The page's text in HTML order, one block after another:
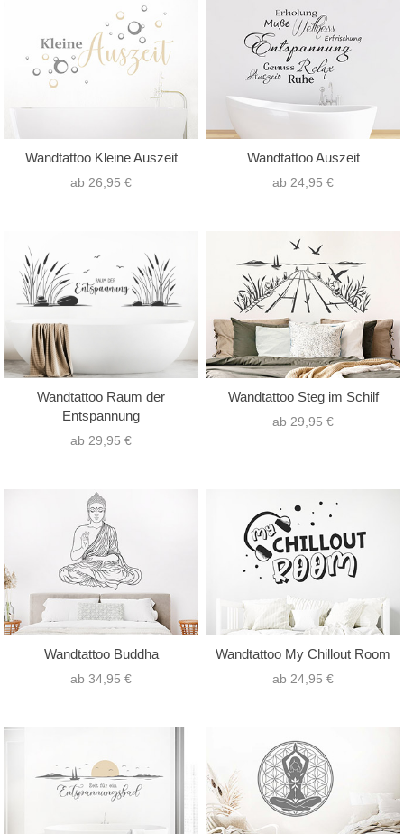
Wandtattoo Kleine Auszeit
ab 26,95 €
Wandtattoo Auszeit
ab 24,95 €
Wandtattoo Raum der
Entspannung
ab 29,95 €
Wandtattoo Steg im Schilf
ab 29,95 €
Wandtattoo Buddha
ab 34,95 €
Wandtattoo My Chillout Room
ab 24,95 €